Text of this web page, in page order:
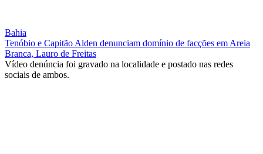
Bahia
Tenóbio e Capitão Alden denunciam domínio de facções em Areia
Branca, Lauro de Freitas
Vídeo denúncia foi gravado na localidade e postado nas redes
sociais de ambos.